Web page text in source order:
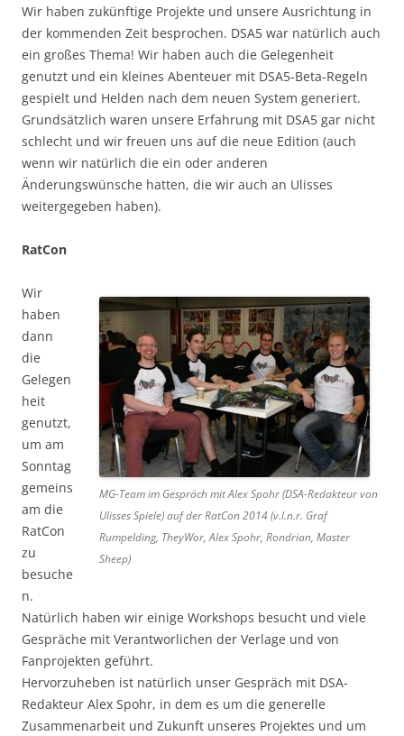
Wir haben zukünftige Projekte und unsere Ausrichtung in
der kommenden Zeit besprochen. DSA5 war natürlich auch
ein großes Thema! Wir haben auch die Gelegenheit
genutzt und ein kleines Abenteuer mit DSA5-Beta-Regeln
gespielt und Helden nach dem neuen System generiert.
Grundsätzlich waren unsere Erfahrung mit DSA5 gar nicht
schlecht und wir freuen uns auf die neue Edition (auch
wenn wir natürlich die ein oder anderen
Änderungswünsche hatten, die wir auch an Ulisses
weitergegeben haben).
RatCon
MG-Team im Gespräch mit Alex Spohr (DSA-Redakteur von
Ulisses Spiele) auf der RatCon 2014 (v.l.n.r. Graf
Rumpelding, TheyWor, Alex Spohr, Rondrian, Master
Sheep)
Wir
haben
dann
die
Gelegen
heit
genutzt,
um am
Sonntag
gemeins
am die
RatCon
zu
besuche
n.
Natürlich haben wir einige Workshops besucht und viele
Gespräche mit Verantworlichen der Verlage und von
Fanprojekten geführt.
Hervorzuheben ist natürlich unser Gespräch mit DSA-
Redakteur Alex Spohr, in dem es um die generelle
Zusammenarbeit und Zukunft unseres Projektes und um